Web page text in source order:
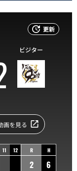
更新
ビジター
画を見る
11 12 R H
2
6